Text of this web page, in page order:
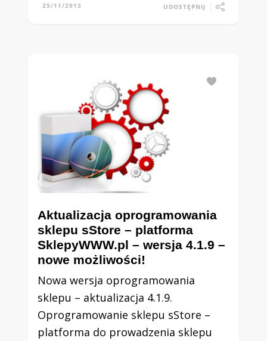
25/11/2013 UDOSTĘPNIJ
Aktualizacja oprogramowania
sklepu sStore – platforma
SklepyWWW.pl – wersja 4.1.9 –
nowe możliwości!
Nowa wersja oprogramowania
sklepu – aktualizacja 4.1.9.
Oprogramowanie sklepu sStore –
platforma do prowadzenia sklepu